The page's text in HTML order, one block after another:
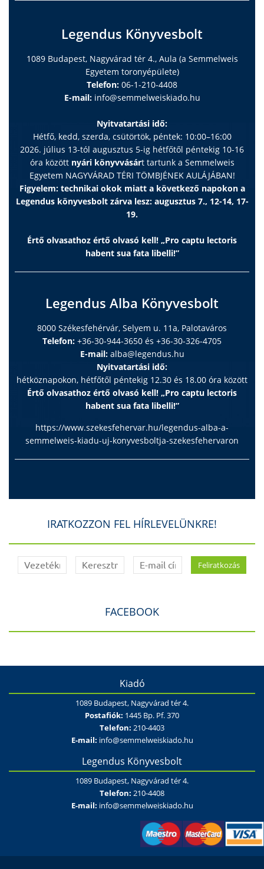
Legendus Könyvesbolt
1089 Budapest, Nagyvárad tér 4., Aula (a Semmelweis
Egyetem toronyépülete)
Telefon: 06-1-210-4408
E-mail: info@semmelweiskiado.hu
Nyitvatartási idő:
Hétfő, kedd, szerda, csütörtök, péntek: 10:00–16:00
2026. július 13-tól augusztus 5-ig hétfőtől péntekig 10-16
óra között nyári könyvvásárt tartunk a Semmelweis
Egyetem NAGYVÁRAD TÉRI TÖMBJÉNEK AULÁJÁBAN!
Figyelem: technikai okok miatt a következő napokon a
Legendus könyvesbolt zárva lesz: augusztus 7., 12-14, 17-
19.
Értő olvasathoz értő olvasó kell! „Pro captu lectoris
habent sua fata libelli!”
Legendus Alba Könyvesbolt
8000 Székesfehérvár, Selyem u. 11a, Palotaváros
Telefon: +36-30-944-3650 és +36-30-326-4705
E-mail: alba@legendus.hu
Nyitvatartási idő:
hétköznapokon, hétfőtől péntekig 12.30 és 18.00 óra között
Értő olvasathoz értő olvasó kell! „Pro captu lectoris
habent sua fata libelli!”
https://www.szekesfehervar.hu/legendus-alba-a-
semmelweis-kiadu-uj-konyvesboltja-szekesfehervaron
IRATKOZZON FEL HÍRLEVELÜNKRE!
FACEBOOK
Kiadó
1089 Budapest, Nagyvárad tér 4.
Postafiók: 1445 Bp. Pf. 370
Telefon: 210-4403
E-mail: info@semmelweiskiado.hu
Legendus Könyvesbolt
1089 Budapest, Nagyvárad tér 4.
Telefon: 210-4408
E-mail: info@semmelweiskiado.hu